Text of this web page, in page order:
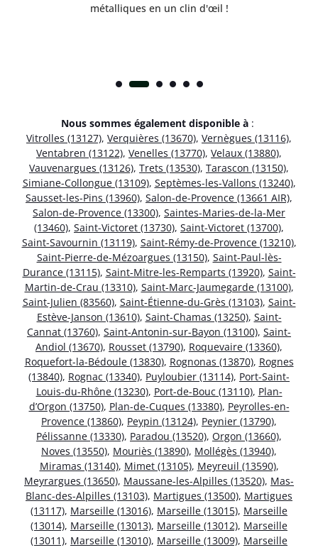
métalliques en un clin d'œil !
Nous sommes également disponible à :
Vitrolles (13127), Verquières (13670), Vernègues (13116),
Ventabren (13122), Venelles (13770), Velaux (13880),
Vauvenargues (13126), Trets (13530), Tarascon (13150),
Simiane-Collongue (13109), Septèmes-les-Vallons (13240),
Sausset-les-Pins (13960), Salon-de-Provence (13661 AIR),
Salon-de-Provence (13300), Saintes-Maries-de-la-Mer
(13460), Saint-Victoret (13730), Saint-Victoret (13700),
Saint-Savournin (13119), Saint-Rémy-de-Provence (13210),
Saint-Pierre-de-Mézoargues (13150), Saint-Paul-lès-
Durance (13115), Saint-Mitre-les-Remparts (13920), Saint-
Martin-de-Crau (13310), Saint-Marc-Jaumegarde (13100),
Saint-Julien (83560), Saint-Étienne-du-Grès (13103), Saint-
Estève-Janson (13610), Saint-Chamas (13250), Saint-
Cannat (13760), Saint-Antonin-sur-Bayon (13100), Saint-
Andiol (13670), Rousset (13790), Roquevaire (13360),
Roquefort-la-Bédoule (13830), Rognonas (13870), Rognes
(13840), Rognac (13340), Puyloubier (13114), Port-Saint-
Louis-du-Rhône (13230), Port-de-Bouc (13110), Plan-
d’Orgon (13750), Plan-de-Cuques (13380), Peyrolles-en-
Provence (13860), Peypin (13124), Peynier (13790),
Pélissanne (13330), Paradou (13520), Orgon (13660),
Noves (13550), Mouriès (13890), Mollégès (13940),
Miramas (13140), Mimet (13105), Meyreuil (13590),
Meyrargues (13650), Maussane-les-Alpilles (13520), Mas-
Blanc-des-Alpilles (13103), Martigues (13500), Martigues
(13117), Marseille (13016), Marseille (13015), Marseille
(13014), Marseille (13013), Marseille (13012), Marseille
(13011), Marseille (13010), Marseille (13009), Marseille